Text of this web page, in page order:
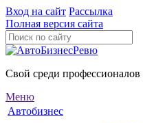
Вход на сайт Рассылка
Полная версия сайта
Свой среди профессионалов
Меню
Автобизнес